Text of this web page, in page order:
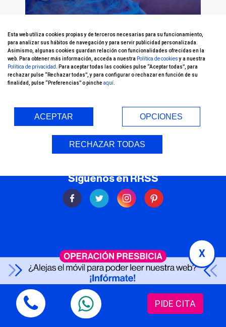
Síguenos en RRSS
Esta web utiliza cookies propias y de terceros necesarias para su funcionamiento,
para analizar sus hábitos de navegación y para servir publicidad personalizada.
Asimismo, algunas cookies guardan relación con funcionalidades ofrecidas en la
web. Para obtener más información, acceda a nuestra Política de cookiesy a nuestra
Política de privacidad
. Para aceptar todas las cookies pulse “Aceptar todas”, para
rechazar pulse “Rechazar todas”, y para configurar o rechazar en función de su
finalidad, pulse “Preferencias” o pinche aquí
ACEPTAR OPCIONES
RECHAZAR TODAS
X
PIDE CITA